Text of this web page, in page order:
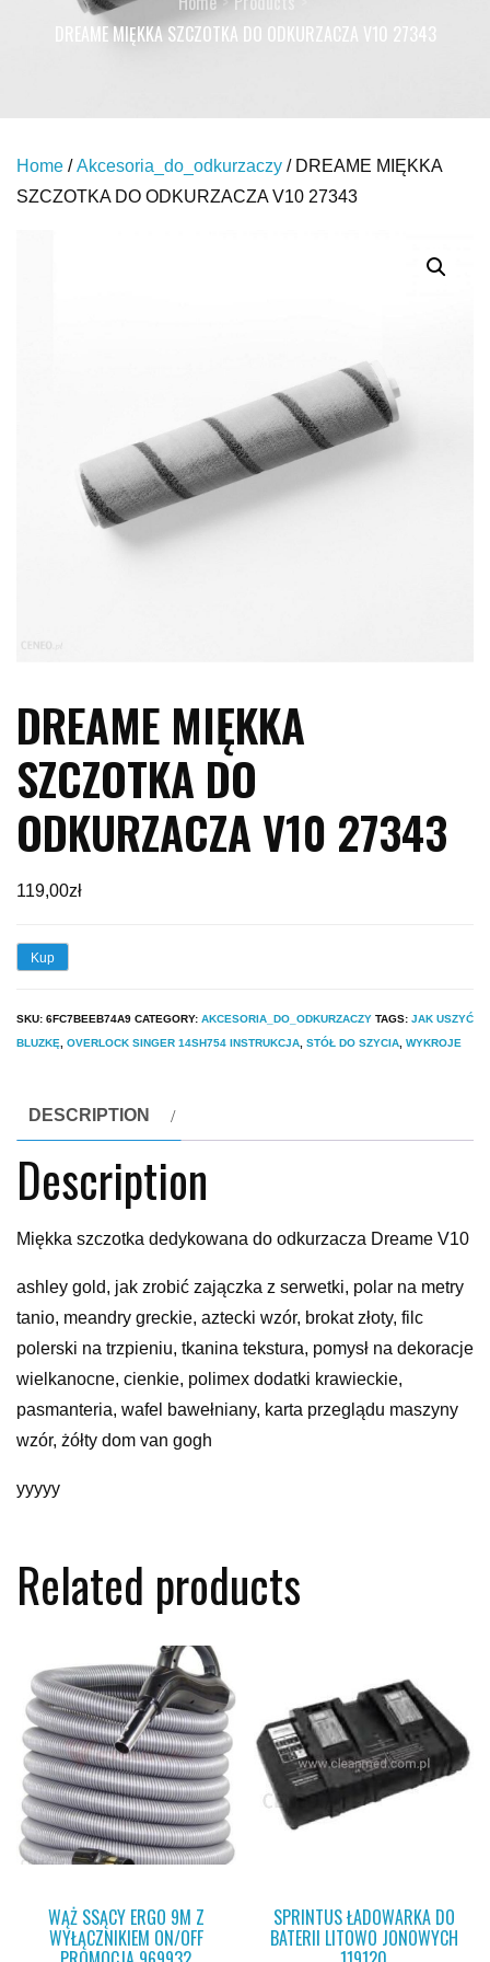
DREAME MIĘKKA SZCZOTKA DO ODKURZACZA V10 27343
Home /Akcesoria_do_odkurzaczy / DREAME MIĘKKA
SZCZOTKA DO ODKURZACZA V10 27343
DREAME MIĘKKA
SZCZOTKA DO
ODKURZACZA V10 27343
119,00zł
Kup
SKU: 6FC7BEEB74A9 CATEGORY: AKCESORIA_DO_ODKURZACZY TAGS: JAK USZYĆ
BLUZKĘ
OVERLOCK SINGER 14SH754 INSTRUKCJA STÓŁ DO SZYCIA WYKROJE
DESCRIPTION
Description
Miękka szczotka dedykowana do odkurzacza Dreame V10
ashley gold, jak zrobić zajączka z serwetki, polar na metry
tanio, meandry greckie, aztecki wzór, brokat złoty, filc
polerski na trzpieniu, tkanina tekstura, pomysł na dekoracje
wielkanocne, cienkie, polimex dodatki krawieckie,
pasmanteria, wafel bawełniany, karta przeglądu maszyny
wzór, żółty dom van gogh
yyyyy
Related products
WĄŻ SSĄCY ERGO 9M Z
WYŁĄCZNIKIEM ON/OFF
SPRINTUS ŁADOWARKA DO
BATERII LITOWO JONOWYCH